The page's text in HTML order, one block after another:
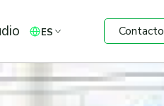
ES Contacto